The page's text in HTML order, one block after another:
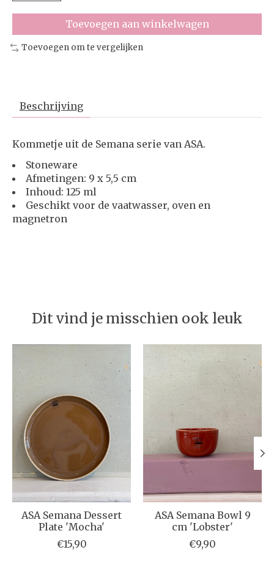
Toevoegen aan winkelwagen
Toevoegen om te vergelijken
Beschrijving
Kommetje uit de Semana serie van ASA.
Stoneware
Afmetingen: 9 x 5,5 cm
Inhoud: 125 ml
Geschikt voor de vaatwasser, oven en
magnetron
Dit vind je misschien ook leuk
Items van productcarrousel
ASA Semana Dessert
Plate 'Mocha'
€15,90
ASA Semana Bowl 9
cm 'Lobster'
€9,90